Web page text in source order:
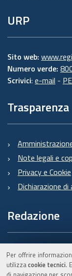
Per offrire
utilizzacookie tecnici.
URP
Sito web:
Numero verde:
Scrivici: e-mail -
Trasparenza
Note legali e
Privacy e Cookie
Dichiarazione
Redazione
Informazioni sul
e contatti